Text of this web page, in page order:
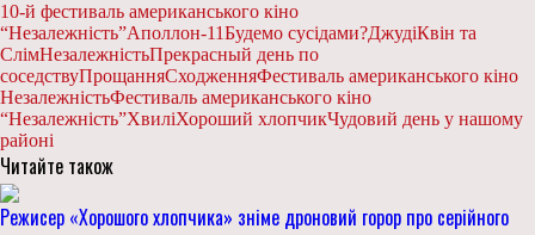
10-й фестиваль американського кіно
“Незалежність”Аполлон-11Будемо сусідами?ДжудіКвін та
СлімНезалежністьПрекрасный день по
соседствуПрощанняСходженняФестиваль американського кіно
НезалежністьФестиваль американського кіно
“Незалежність”ХвиліХороший хлопчикЧудовий день у нашому
районі
Читайте також
Режисер «Хорошого хлопчика» зніме дроновий горор про серійного